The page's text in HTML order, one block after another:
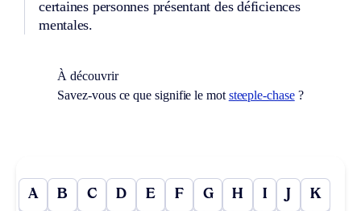
certaines personnes présentant des déficiences
mentales.
À découvrir
Savez-vous ce que signifie le mot steeple-chase?
A B C D E F G H I J K